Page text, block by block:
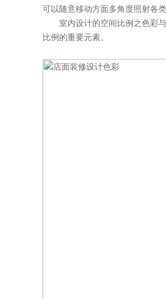
可以随意移动方面多角度照射各类
室内设计的空间比例之色彩与
比例的重要元素。